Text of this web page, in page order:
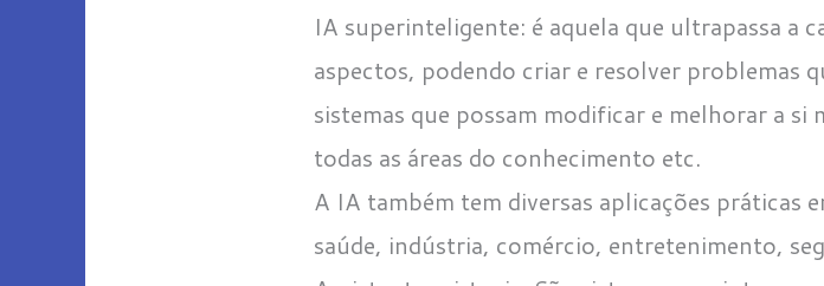
IA superinteligente: é aquela que ultrapassa a
aspectos, podendo criar e resolver problemas
sistemas que possam modificar e melhorar a
todas as áreas do conhecimento etc.
A IA também tem diversas aplicações práticas
saúde, indústria, comércio, entretenimento,